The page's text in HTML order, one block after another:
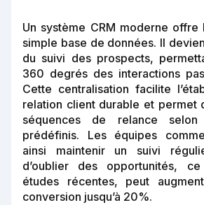
Un système CRM moderne offre
simple base de données. Il
du suivi des prospects,
360 degrés des interactions
Cette centralisation facilite
relation client durable et permet
séquences de relance
prédéfinis. Les équipes
ainsi maintenir un suivi
d’oublier des opportunités,
études récentes, peut
conversion jusqu’à 20%.